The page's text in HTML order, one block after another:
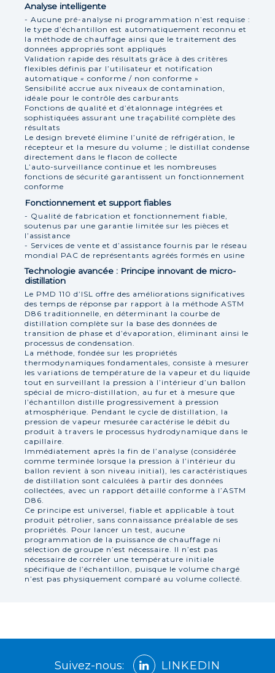
Analyse intelligente
- Aucune pré-analyse ni programmation n’est requise :
le type d’échantillon est automatiquement reconnu et
la méthode de chauffage ainsi que le traitement des
données appropriés sont appliqués
Validation rapide des résultats grâce à des critères
flexibles définis par l’utilisateur et notification
automatique « conforme / non conforme »
Sensibilité accrue aux niveaux de contamination,
idéale pour le contrôle des carburants
Fonctions de qualité et d’étalonnage intégrées et
sophistiquées assurant une traçabilité complète des
résultats
Le design breveté élimine l’unité de réfrigération, le
récepteur et la mesure du volume ; le distillat condense
directement dans le flacon de collecte
L’auto-surveillance continue et les nombreuses
fonctions de sécurité garantissent un fonctionnement
conforme
Fonctionnement et support fiables
- Qualité de fabrication et fonctionnement fiable,
soutenus par une garantie limitée sur les pièces et
l’assistance
- Services de vente et d’assistance fournis par le réseau
mondial PAC de représentants agréés formés en usine
Technologie avancée : Principe innovant de micro-
distillation
Le PMD 110 d’ISL offre des améliorations significatives
des temps de réponse par rapport à la méthode ASTM
D86 traditionnelle, en déterminant la courbe de
distillation complète sur la base des données de
transition de phase et d’évaporation, éliminant ainsi le
processus de condensation.
La méthode, fondée sur les propriétés
thermodynamiques fondamentales, consiste à mesurer
les variations de température de la vapeur et du liquide
tout en surveillant la pression à l’intérieur d’un ballon
spécial de micro-distillation, au fur et à mesure que
l’échantillon distille progressivement à pression
atmosphérique. Pendant le cycle de distillation, la
pression de vapeur mesurée caractérise le débit du
produit à travers le processus hydrodynamique dans le
capillaire.
Immédiatement après la fin de l’analyse (considérée
comme terminée lorsque la pression à l’intérieur du
ballon revient à son niveau initial), les caractéristiques
de distillation sont calculées à partir des données
collectées, avec un rapport détaillé conforme à l’ASTM
D86.
Ce principe est universel, fiable et applicable à tout
produit pétrolier, sans connaissance préalable de ses
propriétés. Pour lancer un test, aucune
programmation de la puissance de chauffage ni
sélection de groupe n’est nécessaire. Il n’est pas
nécessaire de corréler une température initiale
spécifique de l’échantillon, puisque le volume chargé
n’est pas physiquement comparé au volume collecté.
Suivez-nous: LINKEDIN